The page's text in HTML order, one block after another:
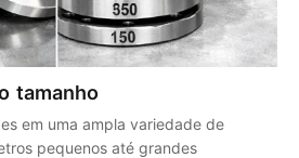
tamanho
em uma ampla variedade de
pequenos até grandes